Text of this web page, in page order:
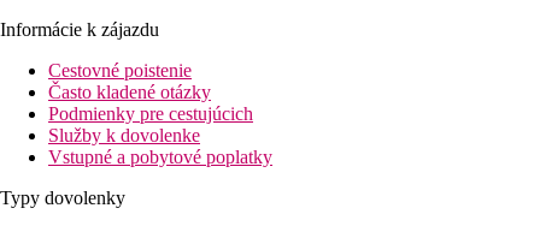
Informácie k zájazdu
Cestovné poistenie
Často kladené otázky
Podmienky pre cestujúcich
Služby k dovolenke
Vstupné a pobytové poplatky
Typy dovolenky